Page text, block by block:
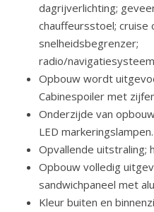
dagrijverlichting;
chauffeursstoel; cruise
snelheidsbegrenzer;
radio/
Opbouw wordt
Cabinespoiler met
Onderzijde van
LED markeringslampen.
Opvallende uitstraling;
Opbouw volledig
sandwichpaneel met
Kleur buiten en